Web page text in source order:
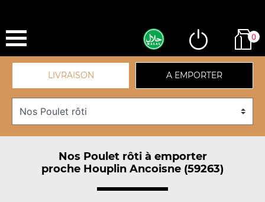
0
LIVRAISON A EMPORTER
Nos Poulet rôti à emporter
proche Houplin Ancoisne (59263)